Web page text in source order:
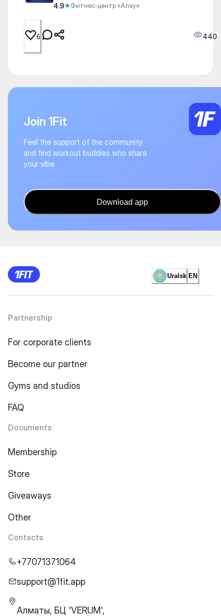
4.9★Фитнес-центр «Алау»
6 440
Join 1Fit
Feel the support of the community
and find workout buddies who share
your vibe
Download app
Uralsk EN
Partnership
For corporate clients
Become our partner
Gyms and studios
FAQ
Documents
Membership
Store
Giveaways
Other
Contacts
+77071371064
support@1fit.app
Алматы, БЦ 'VERUM',